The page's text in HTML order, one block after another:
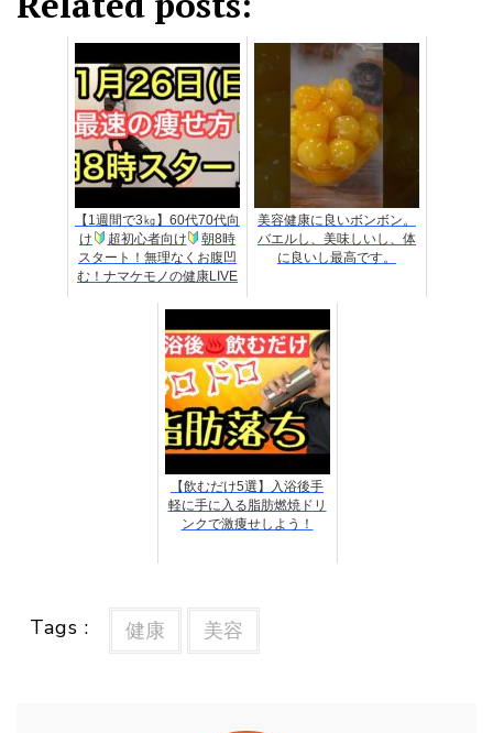
【1週間で3㎏】60代70代向
け
超初心者向け
朝8時
スタート！無理なくお腹凹
む！ナマケモノの健康LIVE
美容健康に良いボンボン。
バエルし、美味しいし、体
に良いし最高です。
【飲むだけ5選】入浴後手
軽に手に入る脂肪燃焼ドリ
ンクで激痩せしよう！
Tags : 健康 美容